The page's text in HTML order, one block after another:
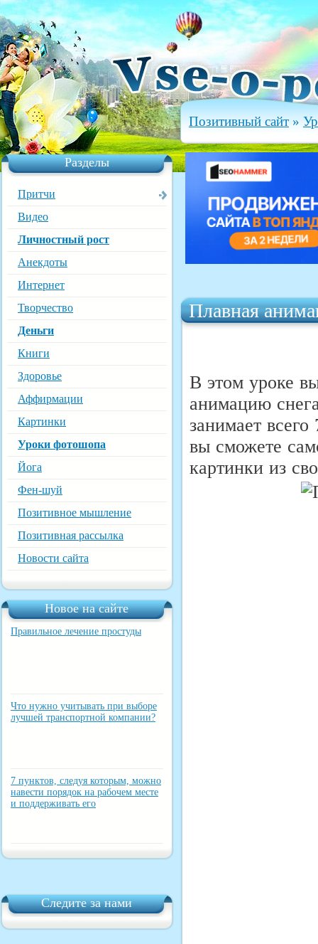
Разделы
Притчи
Видео
Личностный рост
Анекдоты
Интернет
Творчество
Деньги
Книги
Здоровье
Аффирмации
Картинки
Уроки фотошопа
Йога
Фен-шуй
Позитивное мышление
Позитивная рассылка
Новости сайта
Новое на сайте
Правильное лечение простуды
Что нужно учитывать при выборе
лучшей транспортной компании?
7 пунктов, следуя которым, можно
навести порядок на рабочем месте
и поддерживать его
Следите за нами
Позитивный сайт »
Плавная
В этом уроке
анимацию
занимает
вы сможете
картинки из